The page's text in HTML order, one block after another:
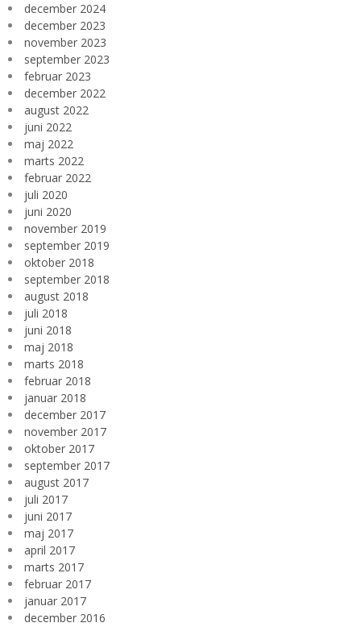
december 2024
december 2023
november 2023
september 2023
februar 2023
december 2022
august 2022
juni 2022
maj 2022
marts 2022
februar 2022
juli 2020
juni 2020
november 2019
september 2019
oktober 2018
september 2018
august 2018
juli 2018
juni 2018
maj 2018
marts 2018
februar 2018
januar 2018
december 2017
november 2017
oktober 2017
september 2017
august 2017
juli 2017
juni 2017
maj 2017
april 2017
marts 2017
februar 2017
januar 2017
december 2016